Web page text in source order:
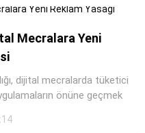
Mecralara Yeni
dijital mecralarda tüketici
önüne geçmek